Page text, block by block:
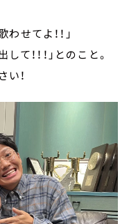
せてよ！！」
！！！」とのこと。
！